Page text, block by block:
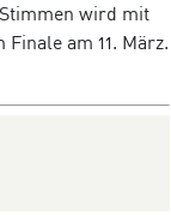
wird mit
am 11. März.